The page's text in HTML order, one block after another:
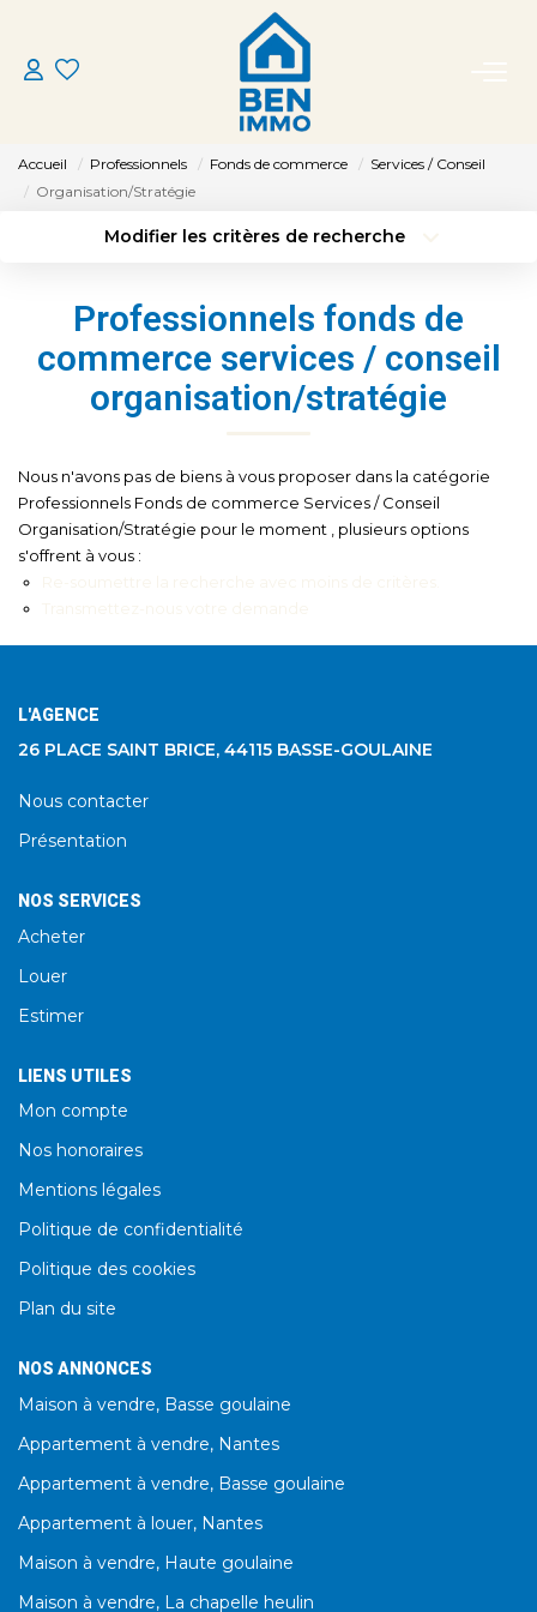
ACHETER
MON AGENCE
CONTACT
Accueil Professionnels Fonds de commerce
Services / Conseil
Organisation/Stratégie
Modifier les critères de recherche
Sélectionnez...
Type de bien
Surface min
Budget max Plus de critères
Professionnels fonds de
commerce services / conseil
organisation/stratégie
Nous n'avons pas de biens à vous proposer dans la catégorie
Professionnels Fonds de commerce Services / Conseil
Organisation/Stratégie pour le moment , plusieurs options
s'offrent à vous :
L'AGENCE
26 PLACE SAINT BRICE, 44115 BASSE-GOULAINE
Nous contacter
Présentation
NOS SERVICES
Acheter
Louer
Estimer
LIENS UTILES
Mon compte
Nos honoraires
Mentions légales
Politique de confidentialité
Politique des cookies
Plan du site
NOS ANNONCES
Maison à vendre, Basse goulaine
Appartement à vendre, Nantes
Appartement à vendre, Basse goulaine
Appartement à louer, Nantes
Maison à vendre, Haute goulaine
Maison à vendre, La chapelle heulin